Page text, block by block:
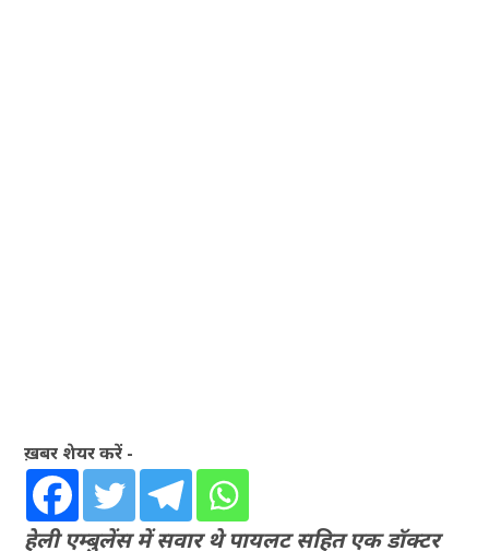
ख़बर शेयर करें -
हेली एम्बुलेंस में सवार थे पायलट सहित एक डॉक्टर